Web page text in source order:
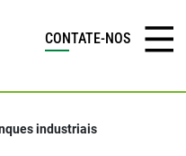
CONTATE-NOS
industriais